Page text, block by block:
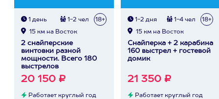
1 день 1-2 чел 18+
15 км на Восток
2 снайперские
винтовки разной
мощности. Всего 180
выстрелов
20 150 ₽
Работает круглый год
1-2 дня 1-4 чел 18+
15 км на Восток
Снайперка + 2 карабина
160 выстрел + гостевой
домик
21 350 ₽
Работает круглый год